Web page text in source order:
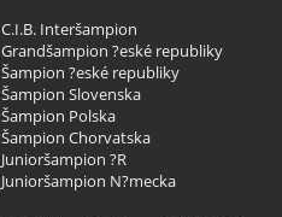
C.I.B. Interšampion
Grandšampion ?eské republiky
Šampion ?eské republiky
Šampion Slovenska
Šampion Polska
Šampion Chorvatska
Junioršampion ?R
Junioršampion N?mecka